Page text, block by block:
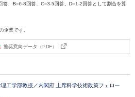
、B=6-8回答、C=3-5回答、D=1-2回答として割合を算
企業です。
推奨意向データ（PDF）
工学部教授／内閣府 上席科学技術政策フェロー